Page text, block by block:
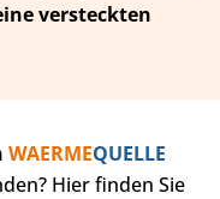
versteckten
WAERMEQUELLE
Hier finden Sie